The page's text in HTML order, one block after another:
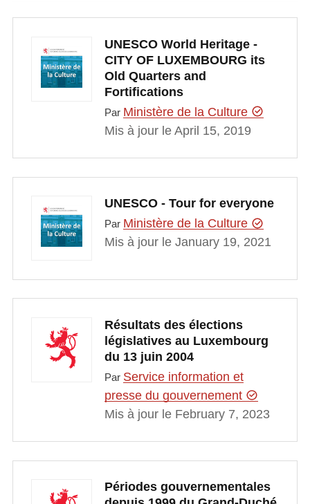
UNESCO World Heritage -
CITY OF LUXEMBOURG its
Old Quarters and
Fortifications
Par Ministère de la Culture
Mis à jour le April 15, 2019
UNESCO - Tour for everyone
Par Ministère de la Culture
Mis à jour le January 19, 2021
Résultats des élections
législatives au Luxembourg
du 13 juin 2004
Par Service information et
presse du gouvernement
Mis à jour le February 7, 2023
Périodes gouvernementales